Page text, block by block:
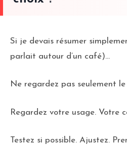
Si je devais résumer
parlait autour d’un café)…
Ne regardez pas seulement le
Regardez votre usage. Votre
Testez si possible. Ajustez.